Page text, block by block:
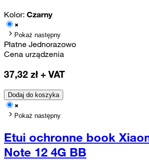
Kolor: Czarny
Pokaż następny
Płatne Jednorazowo
Cena urządzenia
37,32 zł + VAT
Dodaj do koszyka
Pokaż następny
Etui ochronne book
Note 12 4G BB